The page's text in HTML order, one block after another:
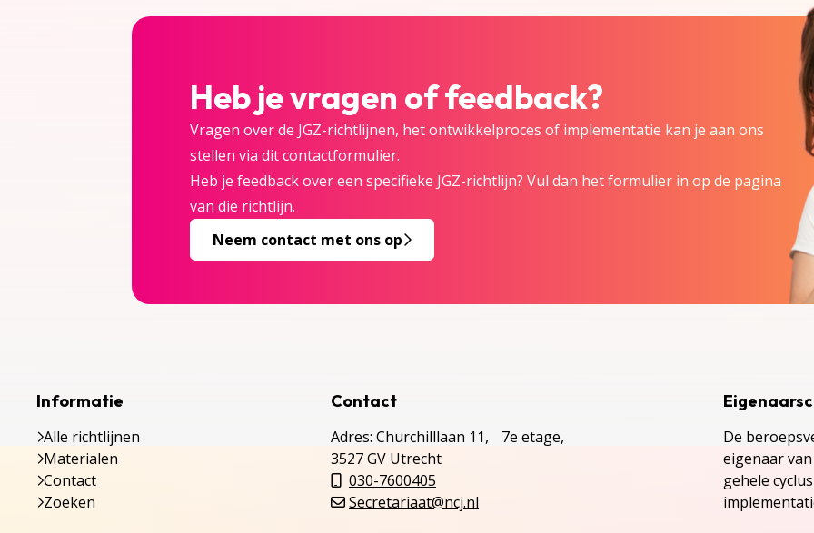
Heb je vragen of feedback?
Vragen over de JGZ-richtlijnen, het ontwikkelproces of implementatie kan je aan ons
stellen via dit contactformulier.
Heb je feedback over een specifieke JGZ-richtlijn? Vul dan het formulier in op de pagina
van die richtlijn.
Neem contact met ons op
Informatie
Alle richtlijnen
Materialen
Contact
Zoeken
Contact
Adres: Churchilllaan 11, 7e etage,
3527 GV Utrecht
030-7600405
Secretariaat@ncj.nl
De
eigenaar
gehele